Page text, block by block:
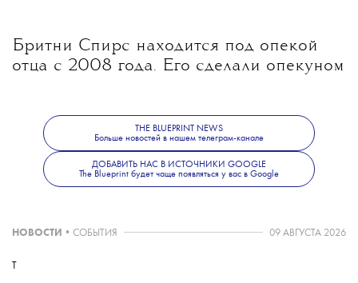
Бритни Спирс находится под опекой
отца с 2008 года. Его сделали опекуном
и лишилась родительских прав.
THE BLUEPRINT NEWS
Больше новостей в нашем телеграм-канале
ДОБАВИТЬ НАС В ИСТОЧНИКИ GOOGLE
The Blueprint будет чаще появляться у вас в Google
НОВОСТИ • СОБЫТИЯ 09 АВГУСТА 2026
T